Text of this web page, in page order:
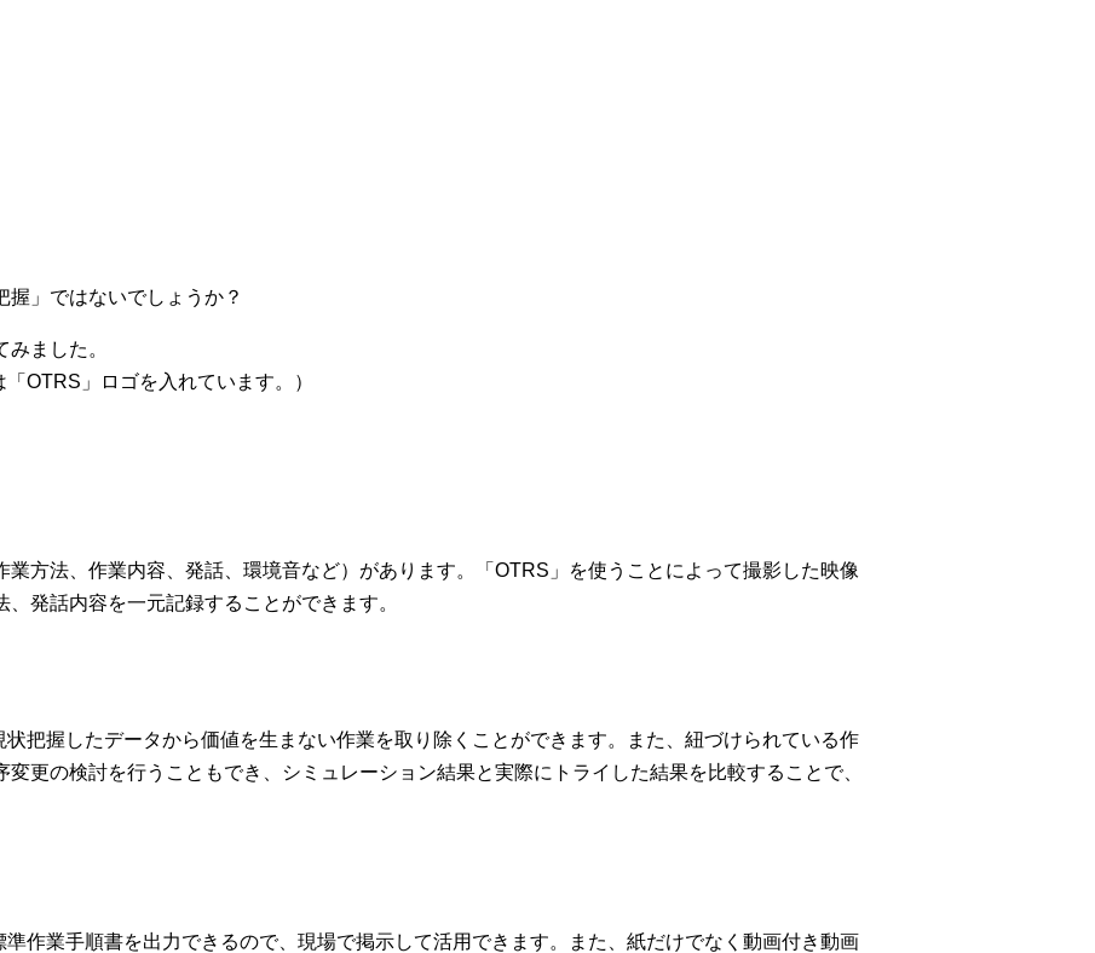
握」ではないでしょうか？
ました。
OTRS」ロゴを入れています。）
業方法、作業内容、発話、環境音など）があります。「OTRS」を使うことによって撮影した映像
発話内容を一元記録することができます。
状把握したデータから価値を生まない作業を取り除くことができます。また、紐づけられている作
更の検討を行うこともでき、シミュレーション結果と実際にトライした結果を比較することで、
準作業手順書を出力できるので、現場で掲示して活用できます。また、紙だけでなく動画付き動画